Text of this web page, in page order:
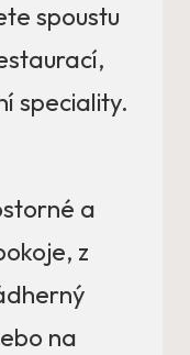
spoustu
speciality.
a
z
na